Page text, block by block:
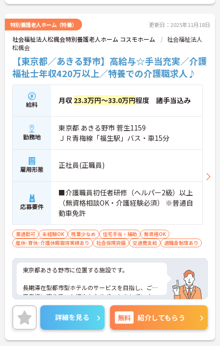
特別養護老人ホーム（特養） 更新日：2025年11月18日
社会福祉法人松楓会特別養護老人ホーム コスモホーム
社会福祉法人
松楓会
【東京都／あきる野市】高給与☆手当充実／介護
福祉士年収420万以上／特養での介護職求人♪
給料 月収 23.3万円～33.0万円程度 諸手当込み
勤務地
東京都 あきる野市 菅生1159
ＪＲ青梅線「福生駅」バス・車15分
雇用形態 正社員(正職員)
応募要件
■介護職員初任者研修（ヘルパー2級）以上
（無資格相談OK・介護経験必須） ※普通自
動車免許
車通勤可 未経験OK 残業少なめ 住宅手当・補助
無資格OK
産休･育休･介護休暇取得実績あり
社会保険完備 交通費支給 退職金制度あり
東京都あきる野市に位置する施設です。
長期滞在型都市型ホテルのサービスを目指し、ご利
用者様に寄り添った細やかなサポートをしていま
す。
ご興味ある方には、面接対策ポイントなど、さらに
詳細をお話しいたしますのでお気軽にご相談くださ
い！
詳細を見る 無料 紹介してもらう